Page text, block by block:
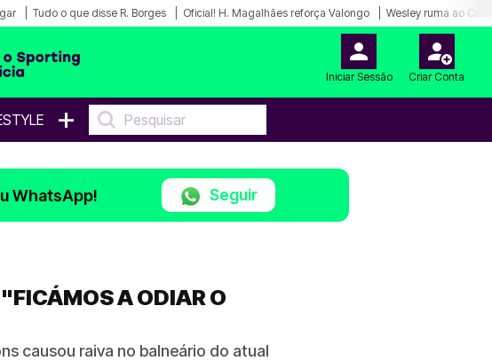
Tudo o que disse R. Borges Oficial! H. Magalhães reforça Valongo Wesley ruma ao
Iniciar Sessão Criar Conta
+
WhatsApp! Seguir
A ODIAR O
causou raiva no balneário do atual